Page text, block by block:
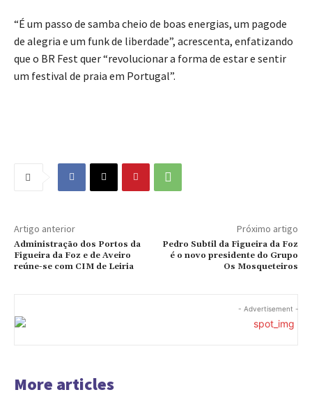
“É um passo de samba cheio de boas energias, um pagode
de alegria e um funk de liberdade”, acrescenta, enfatizando
que o BR Fest quer “revolucionar a forma de estar e sentir
um festival de praia em Portugal”.
Artigo anterior
Administração dos Portos da
Figueira da Foz e de Aveiro
reúne-se com CIM de Leiria
Próximo artigo
Pedro Subtil da Figueira da Foz
é o novo presidente do Grupo
Os Mosqueteiros
- Advertisement -
More articles